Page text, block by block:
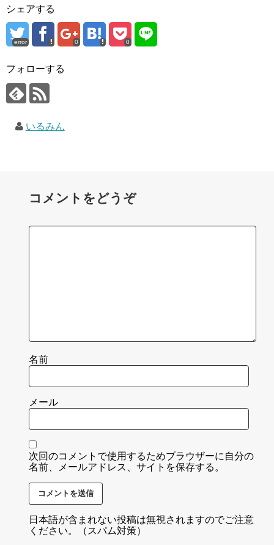
シェアする
error 0 0
フォローする
いるみん
コメントをどうぞ
名前
メール
次回のコメントで使用するためブラウザーに自分の
名前、メールアドレス、サイトを保存する。
日本語が含まれない投稿は無視されますのでご注意
ください。（スパム対策）